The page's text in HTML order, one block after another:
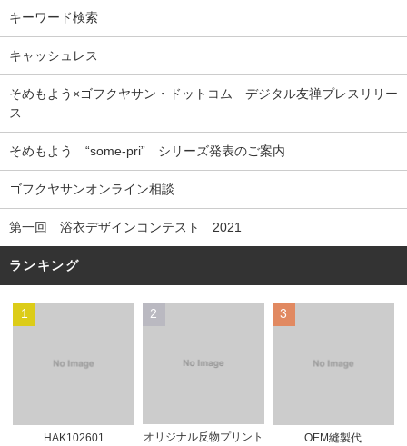
キーワード検索
キャッシュレス
そめもよう×ゴフクヤサン・ドットコム デジタル友禅プレスリリー
ス
そめもよう “some-pri” シリーズ発表のご案内
ゴフクヤサンオンライン相談
第一回 浴衣デザインコンテスト 2021
ランキング
1
HAK102601
2
オリジナル反物プリント
3
OEM縫製代